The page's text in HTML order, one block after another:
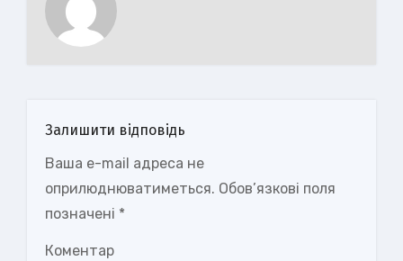
Залишити відповідь
Ваша e-mail адреса не
оприлюднюватиметься. Обов’язкові поля
позначені *
Коментар